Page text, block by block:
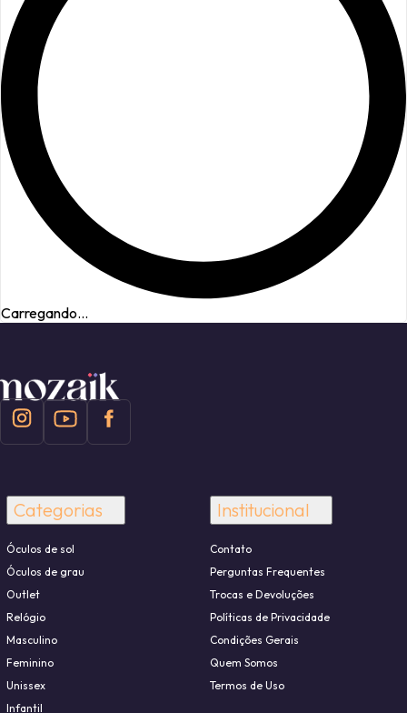
Carregando...
Categorias
Óculos de sol
Óculos de grau
Outlet
Relógio
Masculino
Feminino
Unissex
Infantil
Institucional
Contato
Perguntas Frequentes
Trocas e Devoluções
Políticas de Privacidade
Condições Gerais
Quem Somos
Termos de Uso